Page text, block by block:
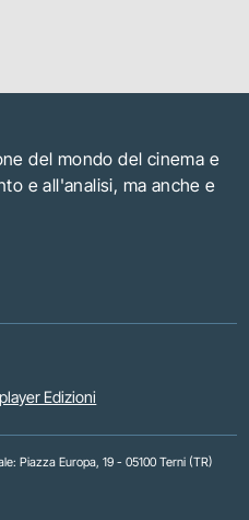
del mondo del cinema e
e all'analisi, ma anche e
Edizioni
Piazza Europa, 19 - 05100 Terni (TR)